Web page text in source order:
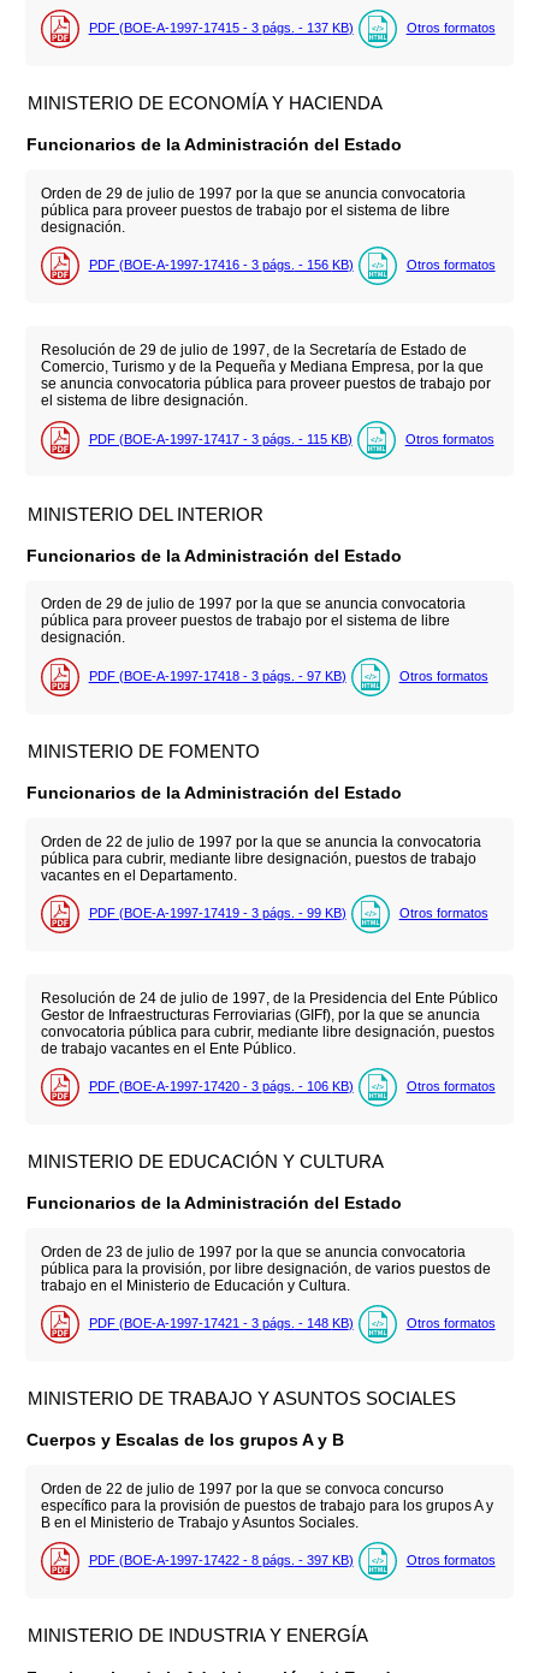
PDF (BOE-A-1997-17415 - 3 págs. - 137 KB) Otros formatos
MINISTERIO DE ECONOMÍA Y HACIENDA
Funcionarios de la Administración del Estado
Orden de 29 de julio de 1997 por la que se anuncia convocatoria
pública para proveer puestos de trabajo por el sistema de libre
designación.
PDF (BOE-A-1997-17416 - 3 págs. - 156 KB) Otros formatos
Resolución de 29 de julio de 1997, de la Secretaría de Estado de
Comercio, Turismo y de la Pequeña y Mediana Empresa, por la que
se anuncia convocatoria pública para proveer puestos de trabajo por
el sistema de libre designación.
PDF (BOE-A-1997-17417 - 3 págs. - 115 KB) Otros formatos
MINISTERIO DEL INTERIOR
Funcionarios de la Administración del Estado
Orden de 29 de julio de 1997 por la que se anuncia convocatoria
pública para proveer puestos de trabajo por el sistema de libre
designación.
PDF (BOE-A-1997-17418 - 3 págs. - 97 KB) Otros formatos
MINISTERIO DE FOMENTO
Funcionarios de la Administración del Estado
Orden de 22 de julio de 1997 por la que se anuncia la convocatoria
pública para cubrir, mediante libre designación, puestos de trabajo
vacantes en el Departamento.
PDF (BOE-A-1997-17419 - 3 págs. - 99 KB) Otros formatos
Resolución de 24 de julio de 1997, de la Presidencia del Ente Público
Gestor de Infraestructuras Ferroviarias (GIFf), por la que se anuncia
convocatoria pública para cubrir, mediante libre designación, puestos
de trabajo vacantes en el Ente Público.
PDF (BOE-A-1997-17420 - 3 págs. - 106 KB) Otros formatos
MINISTERIO DE EDUCACIÓN Y CULTURA
Funcionarios de la Administración del Estado
Orden de 23 de julio de 1997 por la que se anuncia convocatoria
pública para la provisión, por libre designación, de varios puestos de
trabajo en el Ministerio de Educación y Cultura.
PDF (BOE-A-1997-17421 - 3 págs. - 148 KB) Otros formatos
MINISTERIO DE TRABAJO Y ASUNTOS SOCIALES
Cuerpos y Escalas de los grupos A y B
Orden de 22 de julio de 1997 por la que se convoca concurso
específico para la provisión de puestos de trabajo para los grupos A y
B en el Ministerio de Trabajo y Asuntos Sociales.
PDF (BOE-A-1997-17422 - 8 págs. - 397 KB) Otros formatos
MINISTERIO DE INDUSTRIA Y ENERGÍA